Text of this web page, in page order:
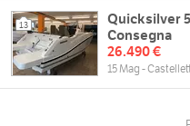
13
Quicksilver
Consegna
26.490 €
15 Mag -